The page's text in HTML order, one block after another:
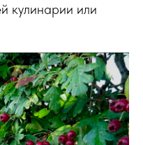
кулинарии или